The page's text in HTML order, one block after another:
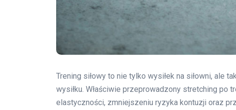
Trening siłowy to nie tylko wysiłek na siłowni, ale
wysiłku. Właściwie przeprowadzony stretching po
elastyczności, zmniejszeniu ryzyka kontuzji oraz